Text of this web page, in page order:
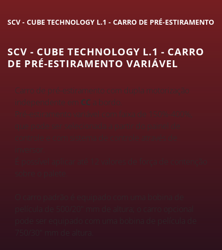
SCV - CUBE TECHNOLOGY L.1 - CARRO DE PRÉ-ESTIRAMENTO
SCV - CUBE TECHNOLOGY L.1 - CARRO
DE PRÉ-ESTIRAMENTO VARIÁVEL
Carro de pré-estiramento com dupla motorização
independente em CC a bordo.
Pré-estiramento variável com faixa de 150%-400%,
que pode ser selecionada a partir do painel de
controle e com sistema de controle através de
inversor.
É possível aplicar até 12 valores de força de contenção
película de 500/20" mm de altura; o carro opcional
pode ser equipado com uma bobina de película de
750/30" mm de altura.